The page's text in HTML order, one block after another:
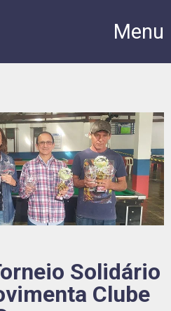
Menu
Solidário
Clube